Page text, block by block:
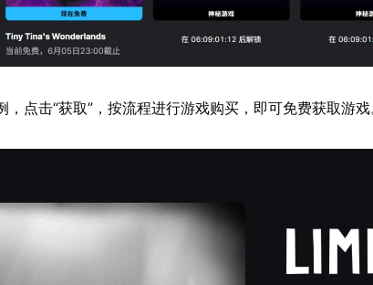
，点击“获取”，按流程进行游戏购买，即可免费获取游